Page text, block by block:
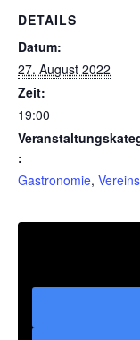
DETAILS
Datum:
27. August 2022
Zeit:
19:00
:
Gastronomie,